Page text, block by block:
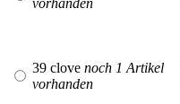
39 clove noch 1 Artikel
vorhanden